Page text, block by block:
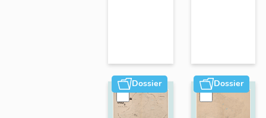
Dossier Dossier